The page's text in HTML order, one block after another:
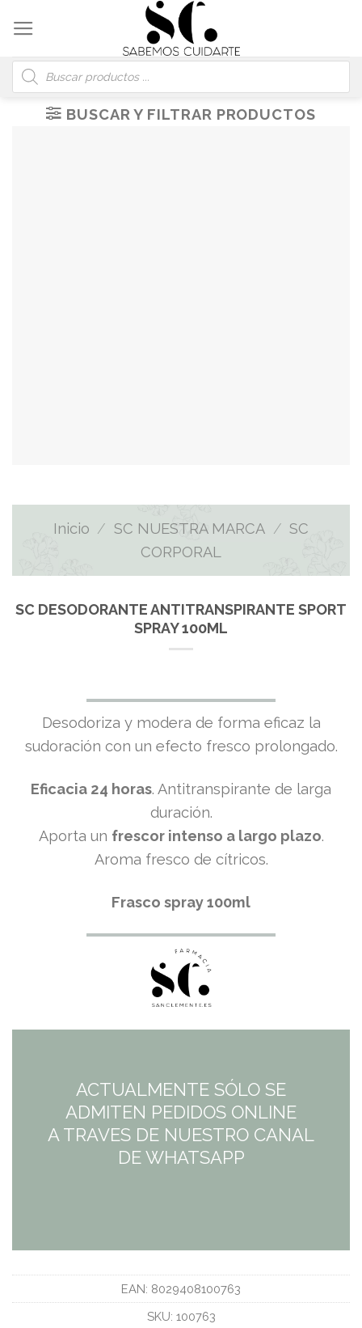
content
Búsqueda
de
productos
BUSCAR Y FILTRAR PRODUCTOS
Inicio / SC NUESTRA MARCA / SC
CORPORAL
SC DESODORANTE ANTITRANSPIRANTE SPORT
SPRAY 100ML
Desodoriza y modera de forma eficaz la
sudoración con un efecto fresco prolongado.
Eficacia 24 horas. Antitranspirante de larga
duración.
Aporta un frescor intenso a largo plazo.
Aroma fresco de cítricos.​
Frasco spray 100ml
ACTUALMENTE SÓLO SE
ADMITEN PEDIDOS ONLINE
A TRAVES DE NUESTRO CANAL
DE WHATSAPP
EAN: 8029408100763
SKU: 100763